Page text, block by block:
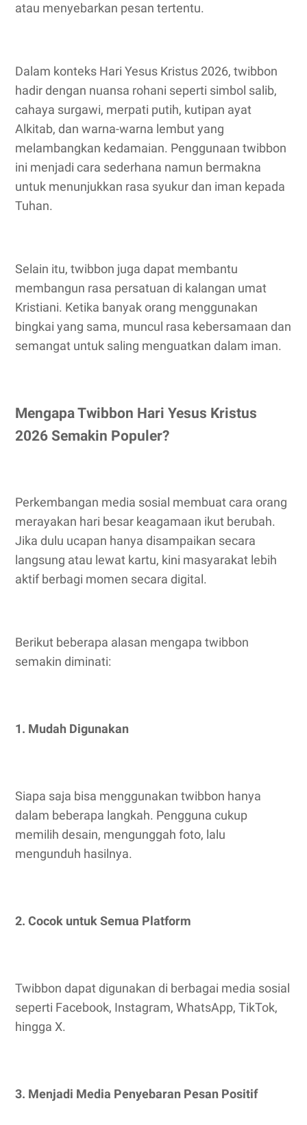
atau menyebarkan pesan tertentu.
Dalam konteks Hari Yesus Kristus 2026, twibbon
hadir dengan nuansa rohani seperti simbol salib,
cahaya surgawi, merpati putih, kutipan ayat
Alkitab, dan warna-warna lembut yang
melambangkan kedamaian. Penggunaan twibbon
ini menjadi cara sederhana namun bermakna
untuk menunjukkan rasa syukur dan iman kepada
Tuhan.
Selain itu, twibbon juga dapat membantu
membangun rasa persatuan di kalangan umat
Kristiani. Ketika banyak orang menggunakan
bingkai yang sama, muncul rasa kebersamaan dan
semangat untuk saling menguatkan dalam iman.
Mengapa Twibbon Hari Yesus Kristus
2026 Semakin Populer?
Perkembangan media sosial membuat cara orang
merayakan hari besar keagamaan ikut berubah.
Jika dulu ucapan hanya disampaikan secara
langsung atau lewat kartu, kini masyarakat lebih
aktif berbagi momen secara digital.
Berikut beberapa alasan mengapa twibbon
semakin diminati:
1. Mudah Digunakan
Siapa saja bisa menggunakan twibbon hanya
dalam beberapa langkah. Pengguna cukup
memilih desain, mengunggah foto, lalu
mengunduh hasilnya.
2. Cocok untuk Semua Platform
Twibbon dapat digunakan di berbagai media sosial
seperti Facebook, Instagram, WhatsApp, TikTok,
hingga X.
3. Menjadi Media Penyebaran Pesan Positif